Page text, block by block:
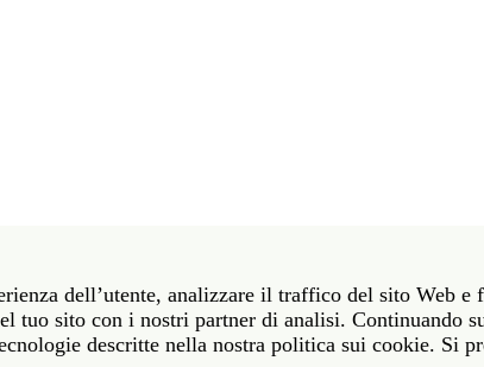
ITALIA · t 39 06 58461 · f 39 06 5810788
Floor New York NY 10011 · t 212 751 7200 · f
dell’utente, analizzare il traffico del sito Web e
tuo sito con i nostri partner di analisi. Continuando
descritte nella nostra politica sui cookie. Si